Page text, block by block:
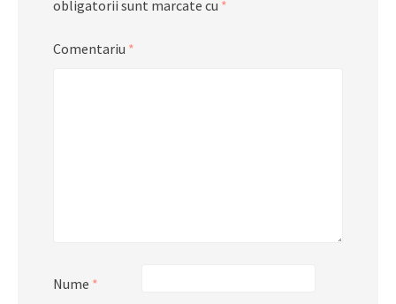
obligatorii sunt marcate cu *
Comentariu *
Nume *